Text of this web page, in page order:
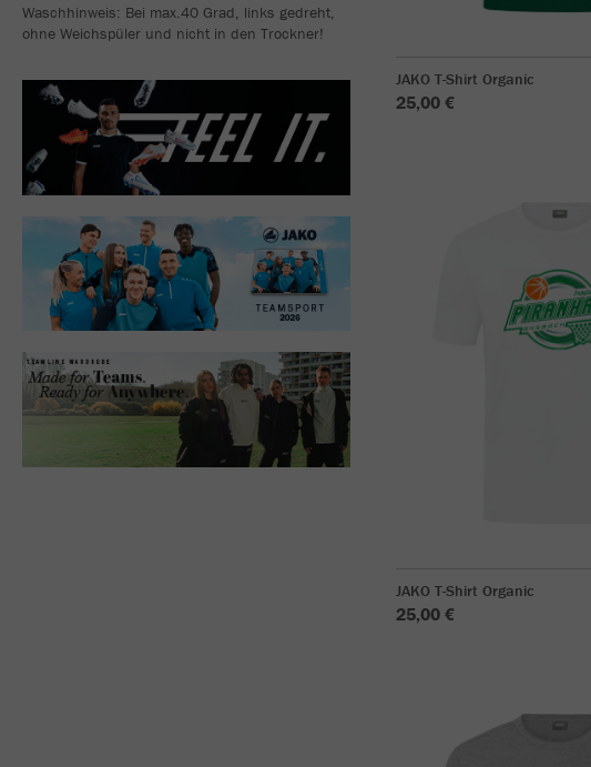
Waschhinweis: Bei max.40 Grad, links gedreht,
ohne Weichspüler und nicht in den Trockner!
JAKO T-Shirt Organic
25,00 €
JAKO T-Shirt Organic
25,00 €